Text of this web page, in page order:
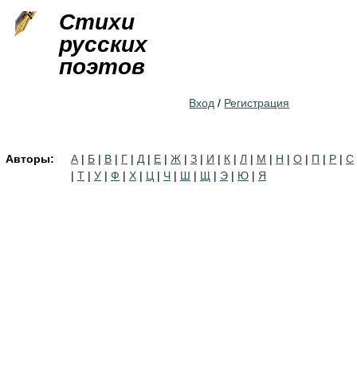
Стихи
русских
поэтов
Вход / Регистрация
Авторы: А | Б | В | Г | Д | Е | Ж | З | И | К | Л | М | Н | О | П | Р | С
| Т | У | Ф | Х | Ц | Ч | Ш | Щ | Э | Ю | Я